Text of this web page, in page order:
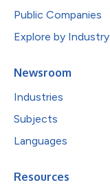
Public Companies
Explore by Industry
Newsroom
Industries
Subjects
Languages
Resources